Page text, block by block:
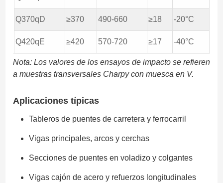
Q370qD ≥370 490-660 ≥18 -20°C
Q420qE ≥420 570-720 ≥17 -40°C
Nota: Los valores de los ensayos de impacto se refieren
a muestras transversales Charpy con muesca en V.
Aplicaciones típicas
Tableros de puentes de carretera y ferrocarril
Vigas principales, arcos y cerchas
Secciones de puentes en voladizo y colgantes
Vigas cajón de acero y refuerzos longitudinales